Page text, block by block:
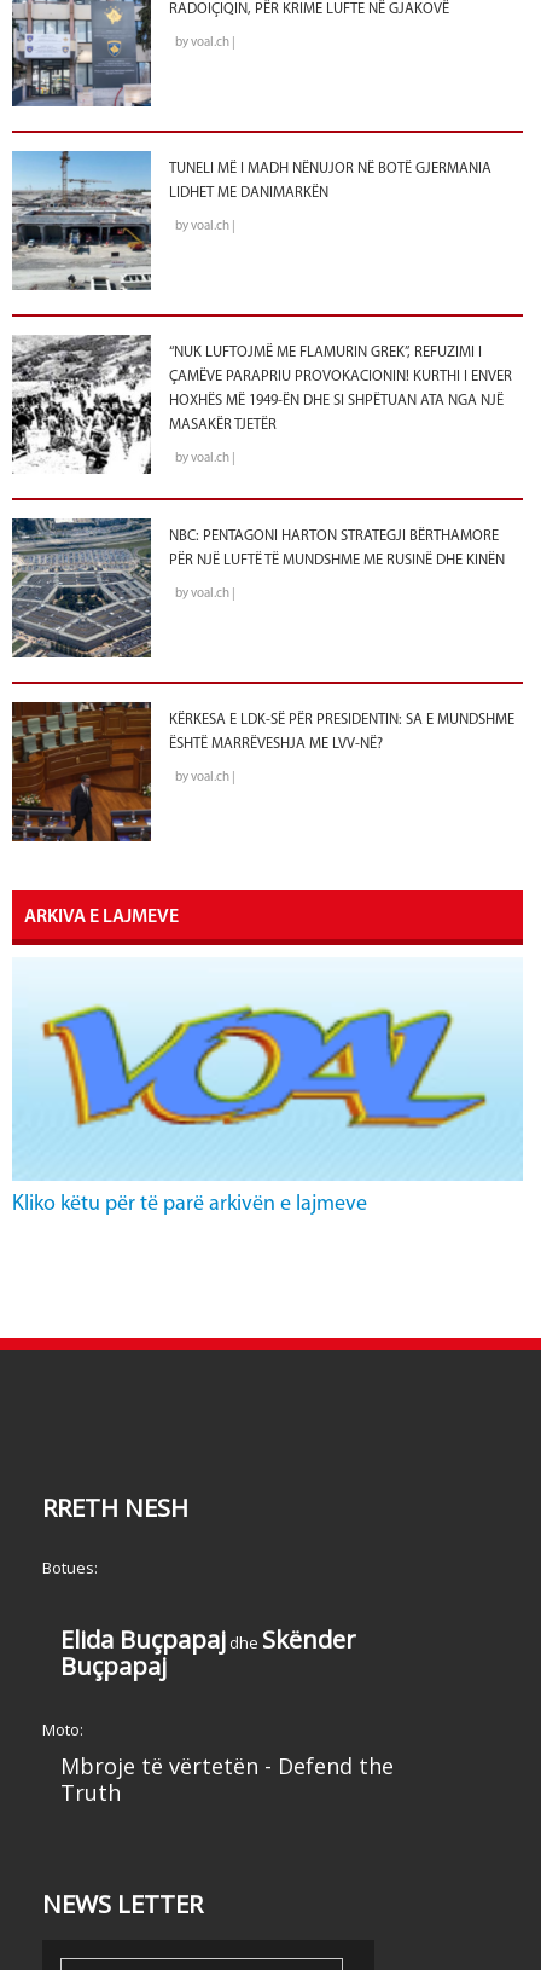
RADOIÇIQIN, PËR KRIME LUFTE NË GJAKOVË
by voal.ch |
TUNELI MË I MADH NËNUJOR NË BOTË GJERMANIA
LIDHET ME DANIMARKËN
by voal.ch |
“NUK LUFTOJMË ME FLAMURIN GREK”, REFUZIMI I
ÇAMËVE PARAPRIU PROVOKACIONIN! KURTHI I ENVER
HOXHËS MË 1949-ËN DHE SI SHPËTUAN ATA NGA NJË
MASAKËR TJETËR
by voal.ch |
NBC: PENTAGONI HARTON STRATEGJI BËRTHAMORE
PËR NJË LUFTË TË MUNDSHME ME RUSINË DHE KINËN
by voal.ch |
KËRKESA E LDK-SË PËR PRESIDENTIN: SA E MUNDSHME
ËSHTË MARRËVESHJA ME LVV-NË?
by voal.ch |
ARKIVA E LAJMEVE
Kliko këtu për të parë arkivën e lajmeve
RRETH NESH
Botues:
Elida Buçpapaj dhe Skënder
Buçpapaj
Moto:
Mbroje të vërtetën - Defend the
Truth
NEWS LETTER